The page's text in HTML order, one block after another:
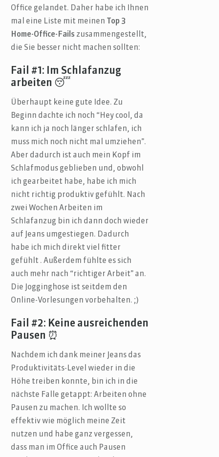
Office gelandet. Daher habe ich Ihnen
mal eine Liste mit meinen
Top 3
Home-Office-Fails zusammengestellt,
die Sie besser nicht machen sollten:
Fail #1: Im Schlafanzug
arbeiten 😴
Überhaupt keine gute Idee. Zu
Beginn dachte ich noch “Hey cool, da
kann ich ja noch länger schlafen, ich
muss mich noch nicht mal umziehen”.
Aber dadurch ist auch mein Kopf im
Schlafmodus geblieben und, obwohl
ich gearbeitet habe, habe ich mich
nicht richtig produktiv gefühlt. Nach
zwei Wochen Arbeiten im
Schlafanzug bin ich dann doch wieder
auf Jeans umgestiegen. Dadurch
habe ich mich direkt viel fitter
gefühlt . Außerdem fühlte es sich
auch mehr nach “richtiger Arbeit” an.
Die Jogginghose ist seitdem den
Online-Vorlesungen vorbehalten. ;)
Fail #2: Keine ausreichenden
Pausen ⏰
Nachdem ich dank meiner Jeans das
Produktivitäts-Level wieder in die
Höhe treiben konnte, bin ich in die
nächste Falle getappt: Arbeiten ohne
Pausen zu machen. Ich wollte so
effektiv wie möglich meine Zeit
nutzen und habe ganz vergessen,
dass man im Office auch Pausen